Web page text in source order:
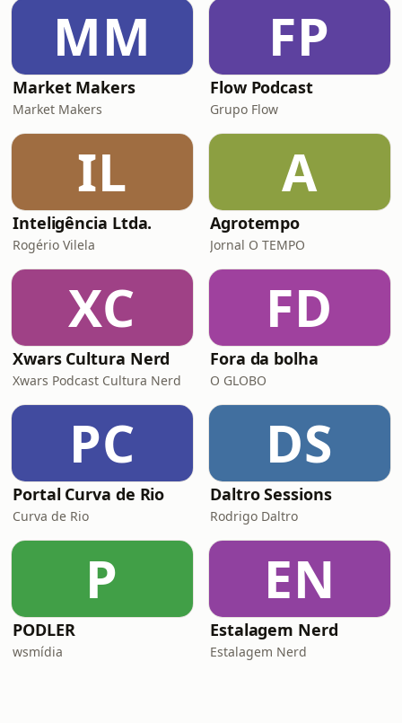
MM
Market Makers
Market Makers
FP
Flow Podcast
Grupo Flow
IL
Inteligência Ltda.
Rogério Vilela
A
Agrotempo
Jornal O TEMPO
XC
Xwars Cultura Nerd
Xwars Podcast Cultura Nerd
FD
Fora da bolha
O GLOBO
PC
Portal Curva de Rio
Curva de Rio
DS
Daltro Sessions
Rodrigo Daltro
P
PODLER
wsmídia
EN
Estalagem Nerd
Estalagem Nerd